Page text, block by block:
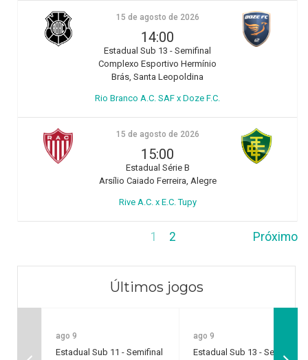
15 de agosto de 2026
14:00
Estadual Sub 13 - Semifinal
Complexo Esportivo Hermínio
Brás, Santa Leopoldina
Rio Branco A.C. SAF x Doze F.C.
15 de agosto de 2026
15:00
Estadual Série B
Arsílio Caiado Ferreira, Alegre
Rive A.C. x E.C. Tupy
1 2 Próximo
Últimos jogos
ago 9
Estadual Sub 11 - Semifinal
ago 9
Estadual Sub 13 - Semifinal